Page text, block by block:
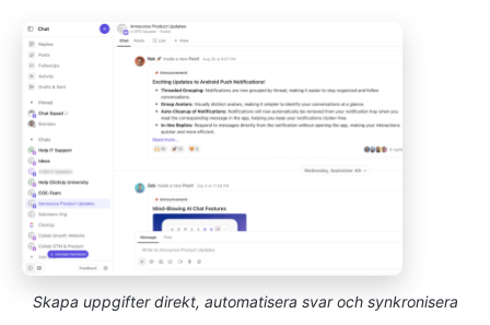
Skapa uppgifter direkt, automatisera svar och synkronisera